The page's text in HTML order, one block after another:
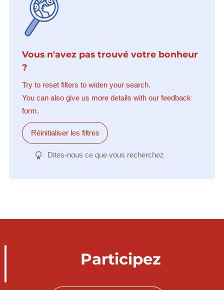
Vous n'avez pas trouvé votre bonheur
?
Try to reset filters to widen your search.
You can also give us more details with our feedback
form.
Réinitialiser les filtres
Dites-nous ce que vous recherchez
Participez